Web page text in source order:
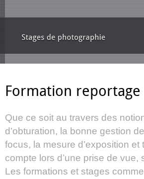
Formation reportage
Que ce soit au travers des
d’obturation, la bonne gestion
focus, la mesure d’exposition
compte lors d’une prise de
Les formations et stages